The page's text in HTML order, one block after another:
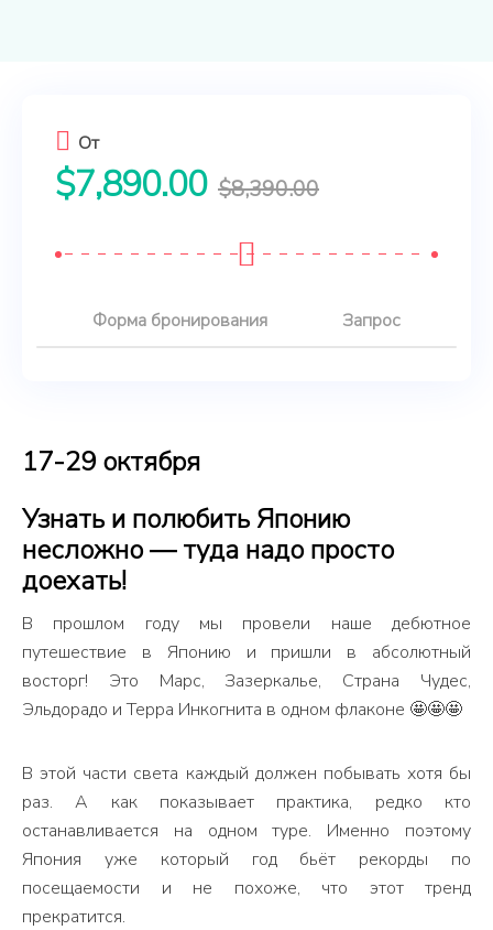
17-29 октября
Узнать и полюбить Японию
несложно — туда надо просто
доехать!
В прошлом году мы провели наше дебютное
путешествие в Японию и пришли в абсолютный
восторг! Это Марс, Зазеркалье, Страна Чудес,
Эльдорадо и Терра Инкогнита в одном флаконе 🤩🤩🤩
В этой части света каждый должен побывать хотя бы
раз. А как показывает практика, редко кто
останавливается на одном туре. Именно поэтому
Япония уже который год бьёт рекорды по
посещаемости и не похоже, что этот тренд
прекратится.
От
$7,890.00 $8,390.00
Форма бронирования Запрос